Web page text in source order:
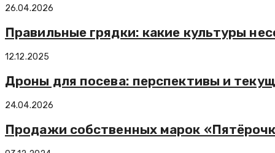
26.04.2026
Правильные грядки: какие культуры
12.12.2025
Дроны для посева: перспективы и
24.04.2026
Продажи собственных марок